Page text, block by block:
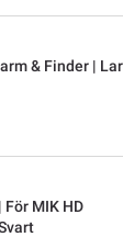
& Finder |
MIK HD